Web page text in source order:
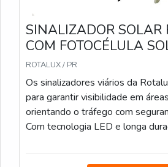
SINALIZADOR SOLAR
COM FOTOCÉLULA
ROTALUX / PR
Os sinalizadores viários da
para garantir visibilidade em
orientando o tráfego com
Com tecnologia LED e longa
de pouca luz. Bateria com